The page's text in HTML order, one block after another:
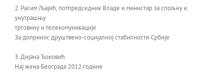
2. Расим Љајић, потпредседник Владе и министар за спољну и
унутрашњу
трговину и телекомуникације
За допринос друштвено-социјалној стабилности Србије
3. Дијана Ђоковић
Нај жена Београда 2012.године